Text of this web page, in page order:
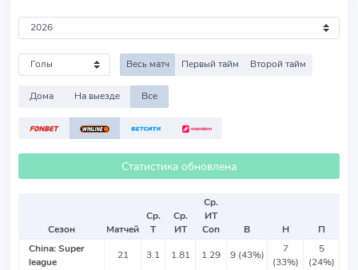
Весь матч Первый тайм Второй тайм
Дома На выезде Все
Статистика обновлена
Сезон Матчей
Ср.
Т
Ср.
ИТ
Ср.
ИТ
Соп
В Н
П
China: Super
league
21 3.1 1.81 1.29 9 (43%)
7
(33%)
5
(24%)